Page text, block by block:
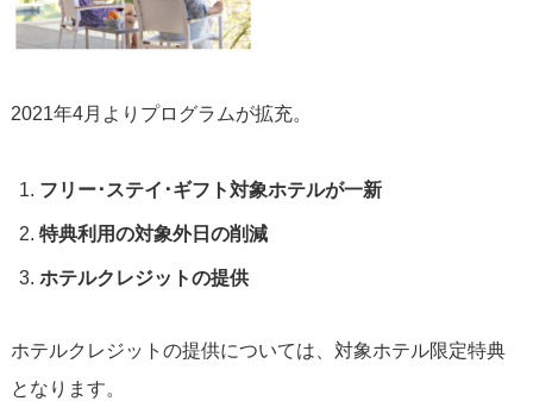
2021年4月よりプログラムが拡充。
フリー･ステイ･ギフト対象ホテルが一新
特典利用の対象外日の削減
ホテルクレジットの提供
ホテルクレジットの提供については、対象ホテル限定特典
となります。